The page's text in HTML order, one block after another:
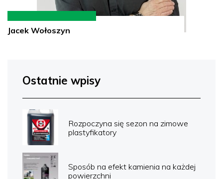
Jacek Wołoszyn
Ostatnie wpisy
Rozpoczyna się sezon na zimowe
plastyfikatory
Sposób na efekt kamienia na każdej
powierzchni